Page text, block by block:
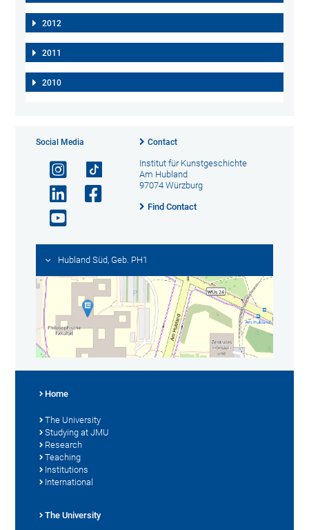
2012
2011
2010
Social Media Contact
Institut für Kunstgeschichte
Am Hubland
97074 Würzburg
Find Contact
Hubland Süd, Geb. PH1
Home
The University
Studying at JMU
Research
Teaching
Institutions
International
The University